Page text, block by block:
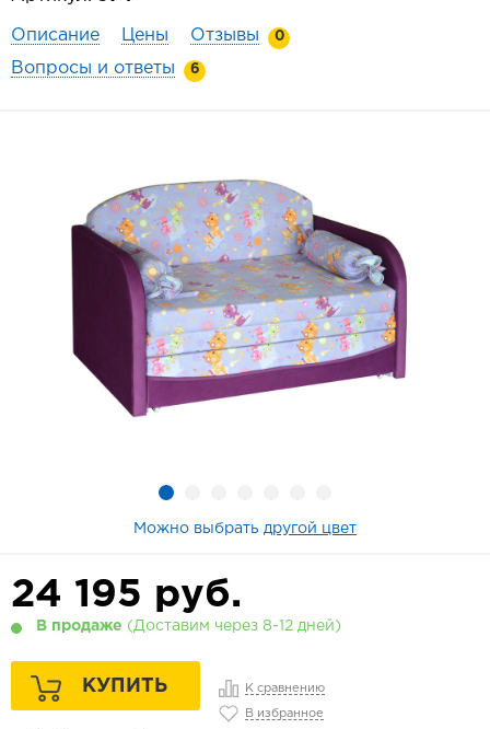
Описание Цены Отзывы 0
Вопросы и ответы 6
Можно выбрать другой цвет
24 195 руб.
В продаже (Доставим через 8-12 дней)
КУПИТЬ К сравнению
В избранное